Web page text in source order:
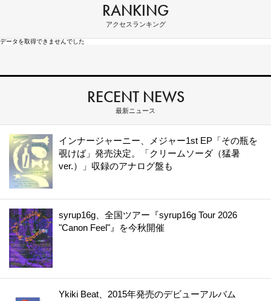
RANKING
アクセスランキング
データを取得できませんでした
RECENT NEWS
最新ニュース
インナージャーニー、メジャー1st EP「その瓶を
覗けば」発売決定。「クリームソーダ（猛暑
ver.）」収録のアナログ盤も
syrup16g、全国ツアー『syrup16g Tour 2026
"Canon Feel"』を今秋開催
Ykiki Beat、2015年発売のデビューアルバム